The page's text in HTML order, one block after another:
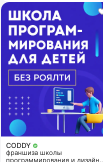
CODDY
франшиза школы
программирования и дизайна